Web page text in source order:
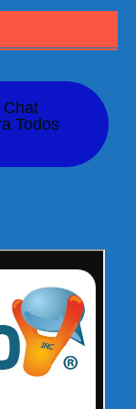
Chat
Todos